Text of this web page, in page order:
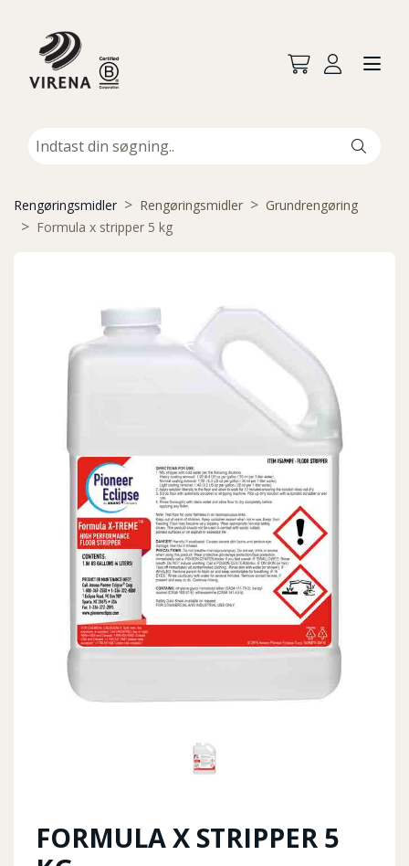
Rengøringsmidler Rengøringsmidler
Grundrengøring
Formula x stripper 5 kg
Previous
FORMULA X STRIPPER 5